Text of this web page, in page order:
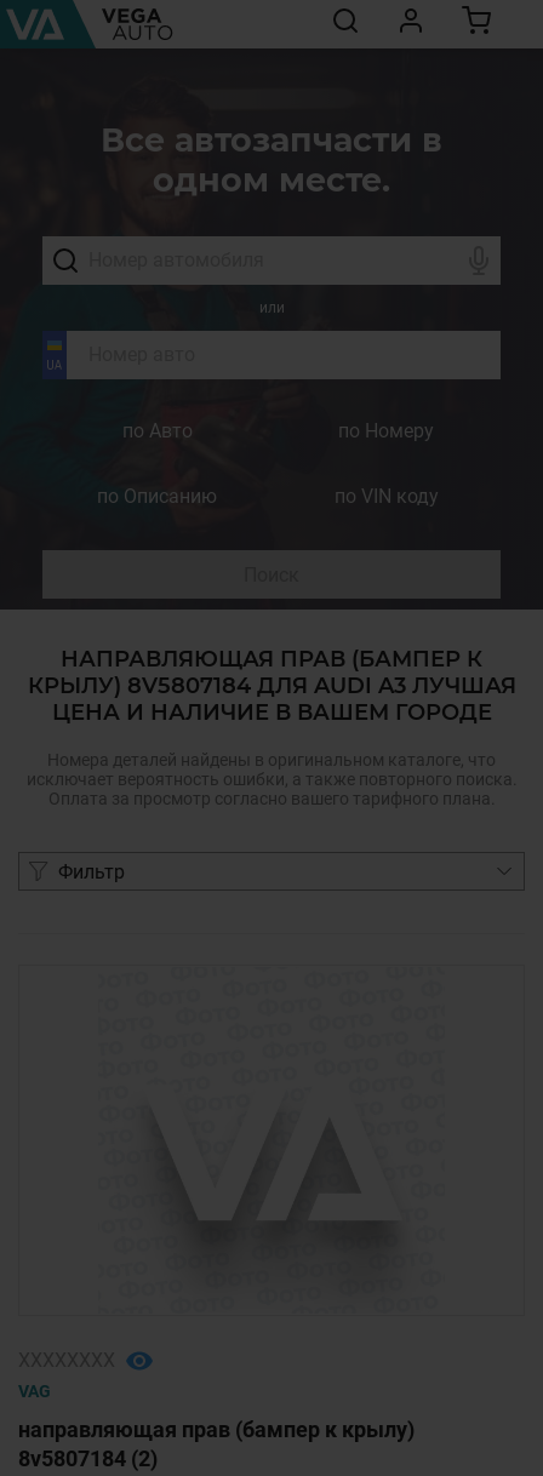
Все автозапчасти в
одном месте.
или
по Авто по Номеру
по Описанию по VIN коду
НАПРАВЛЯЮЩАЯ ПРАВ (БАМПЕР К
КРЫЛУ) 8V5807184 ДЛЯ AUDI A3 ЛУЧШАЯ
ЦЕНА И НАЛИЧИЕ В ВАШЕМ ГОРОДЕ
Номера деталей найдены в оригинальном каталоге, что
исключает вероятность ошибки, а также повторного поиска.
Оплата за просмотр согласно вашего тарифного плана.
Фильтр
VAG
направляющая прав (бампер к крылу)
8v5807184 (2)